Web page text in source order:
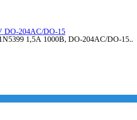
DO-204AC/DO-15
1,5А 1000В, DO-204AC/DO-15..